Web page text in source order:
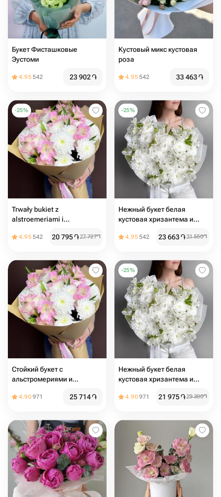
Букет Фисташковые
Эустоми
4.95542 23 902֏
Кустовый микс кустовая
роза
4.95542 33 463֏
-25%
Trwały bukiet z
alstroemeriami i
4.95542 20 795֏27 727֏
-25%
Нежный букет белая
кустовая хризантема и
4.95542 23 663֏31 550֏
Стойкий букет с
альстромериями и
4.90971 25 714֏
-25%
Нежный букет белая
кустовая хризантема и
4.90971 21 975֏29 300֏